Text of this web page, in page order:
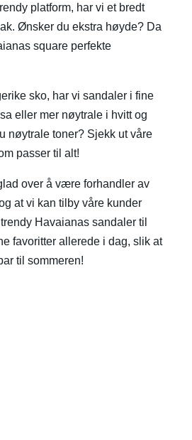
platform, har vi et bredt
Ønsker du ekstra høyde? Da
square perfekte
sko, har vi sandaler i fine
eller mer nøytrale i hvitt og
nøytrale toner? Sjekk ut våre
passer til alt!
over å være forhandler av
at vi kan tilby våre kunder
Havaianas sandaler til
favoritter allerede i dag, slik at
til sommeren!